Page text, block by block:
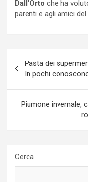
Dall’Orto che ha
parenti e agli amici
articoli
Pasta dei
In pochi
Piumone invernale,
Cerca